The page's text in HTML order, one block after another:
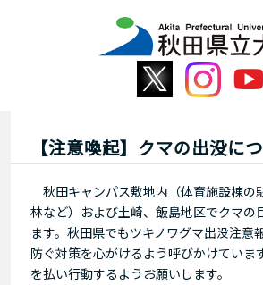
【注意喚起】クマの出没に
秋田キャンパス敷地内（体育施設棟の
林など）および土崎、飯島地区でクマの
ます。秋田県でもツキノワグマ出没注意
防ぐ対策を心がけるよう呼びかけていま
を払い行動するようお願いします。